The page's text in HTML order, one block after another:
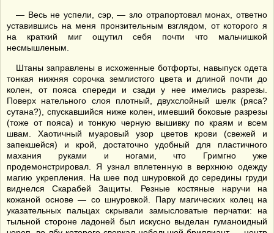
— Весь не успели, сэр, — зло отрапортовал монах, ответно
уставившись на меня пронзительным взглядом, от которого я
на краткий миг ощутил себя почти что мальчишкой
несмышленым.
Штаны заправлены в исхоженные ботфорты, навыпуск одета
тонкая нижняя сорочка землистого цвета и длиной почти до
колен, от пояса спереди и сзади у нее имелись разрезы.
Поверх нательного слоя плотный, двухслойный шелк (ряса?
сутана?), спускавшийся ниже колен, имевший боковые разрезы
(тоже от пояса) и тонкую черную вышивку по краям и всем
швам. Хаотичный муаровый узор цветов крови (свежей и
запекшейся) и крой, достаточно удобный для пластичного
махания руками и ногами, что Гримгно уже
продемонстрировал. Я узнал вплетенную в верхнюю одежду
магию укрепления. На шее под шнуровкой до середины груди
виднелся Скарабей Защиты. Резные костяные наручи на
кожаной основе — со шнуровкой. Пару магических колец на
указательных пальцах скрывали замысловатые перчатки: на
тыльной стороне ладоней был искусно выделан гуманоидный